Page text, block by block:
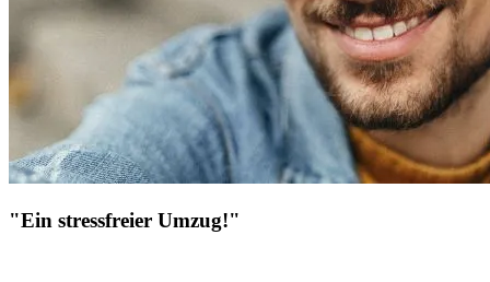
"Ein stressfreier Umzug!"